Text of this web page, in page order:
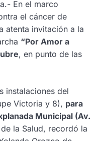
En el marco
el cáncer de
atenta invitación a la
“Por Amor a
, en punto de las
instalaciones del
Victoria y 8), para
Municipal (Av.
la Salud, recordó la